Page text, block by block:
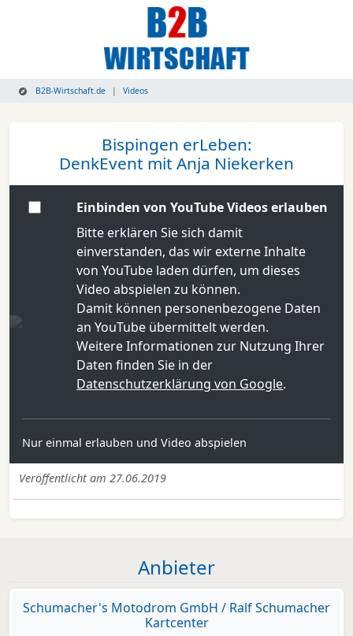
B2B-Wirtschaft.de Videos
Bispingen erLeben:
DenkEvent mit Anja Niekerken
Einbinden von YouTube Videos erlauben
Bitte erklären Sie sich damit
einverstanden, das wir externe Inhalte
von YouTube laden dürfen, um dieses
Video abspielen zu können.
Damit können personenbezogene Daten
an YouTube übermittelt werden.
Weitere Informationen zur Nutzung Ihrer
Daten finden Sie in der
Datenschutzerklärung von Google.
Nur einmal erlauben und Video abspielen
Veröffentlicht am 27.06.2019
Anbieter
Schumacher's Motodrom GmbH / Ralf Schumacher
Kartcenter